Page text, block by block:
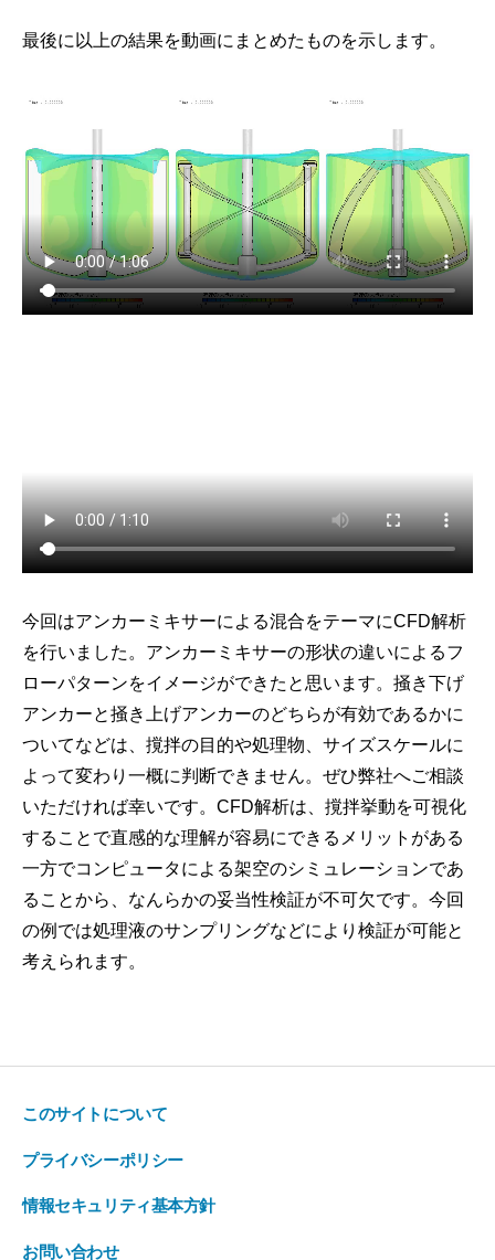
最後に以上の結果を動画にまとめたものを示します。
今回はアンカーミキサーによる混合をテーマにCFD解析
を行いました。アンカーミキサーの形状の違いによるフ
ローパターンをイメージができたと思います。掻き下げ
アンカーと掻き上げアンカーのどちらが有効であるかに
ついてなどは、撹拌の目的や処理物、サイズスケールに
よって変わり一概に判断できません。ぜひ弊社へご相談
いただければ幸いです。CFD解析は、撹拌挙動を可視化
することで直感的な理解が容易にできるメリットがある
一方でコンピュータによる架空のシミュレーションであ
ることから、なんらかの妥当性検証が不可欠です。今回
の例では処理液のサンプリングなどにより検証が可能と
考えられます。
このサイトについて
プライバシーポリシー
情報セキュリティ基本方針
お問い合わせ